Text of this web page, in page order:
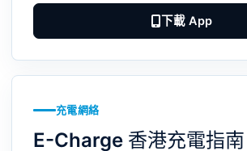
下載 App
充電網絡
E-Charge 香港充電指南